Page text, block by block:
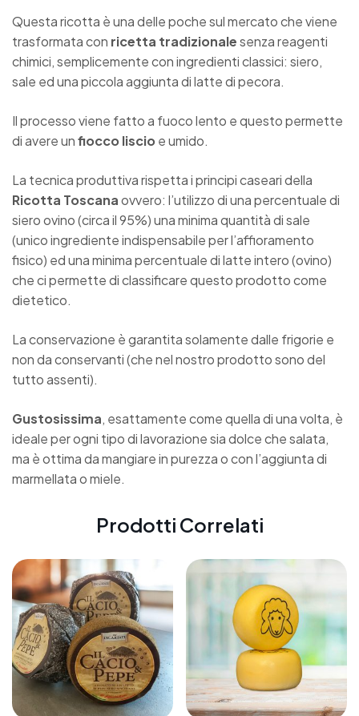
Questaricotta è una delle poche sul mercato che viene
trasformata con ricetta tradizionalesenza reagenti
chimici, semplicemente coningredienticlassici: siero,
sale ed una piccola aggiunta di latte di pecora.
Il processo viene fatto a fuoco lento e questo permette
di avere unfiocco liscio e umido.
La tecnica produttivarispetta iprincipi casearidella
Ricotta Toscanaovvero: l’utilizzo di una percentuale di
siero ovino (circa il 95%) una minima quantità di sale
(unico ingrediente indispensabile per l’affioramento
fisico) ed una minima percentuale di latte intero (ovino)
che ci permette di classificare questo prodotto come
dietetico.
La conservazione è garantita solamente dalle frigorie e
non da conservanti (che nel nostro prodotto sono del
tutto assenti).
Gustosissima, esattamente come quella di una volta, è
ideale per ogni tipo di lavorazione sia dolce che salata,
ma è ottima da mangiare in purezza o con l’aggiunta di
marmellataomiele.
Prodotti Correlati